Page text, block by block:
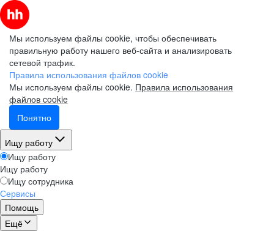
Мы используем файлы cookie, чтобы обеспечивать
правильную работу нашего веб-сайта и анализировать
сетевой трафик.
Правила использования файлов cookie
Мы используем файлы cookie. Правила использования
файлов cookie
Понятно
Ищу работу
Ищу работу
Ищу работу
Ищу сотрудника
Сервисы
Помощь
Ещё